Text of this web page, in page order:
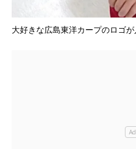
大好きな広島東洋カープのロゴ